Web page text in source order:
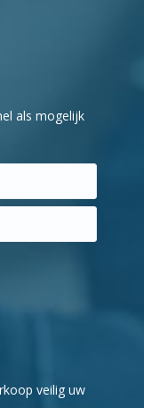
als mogelijk
veilig uw